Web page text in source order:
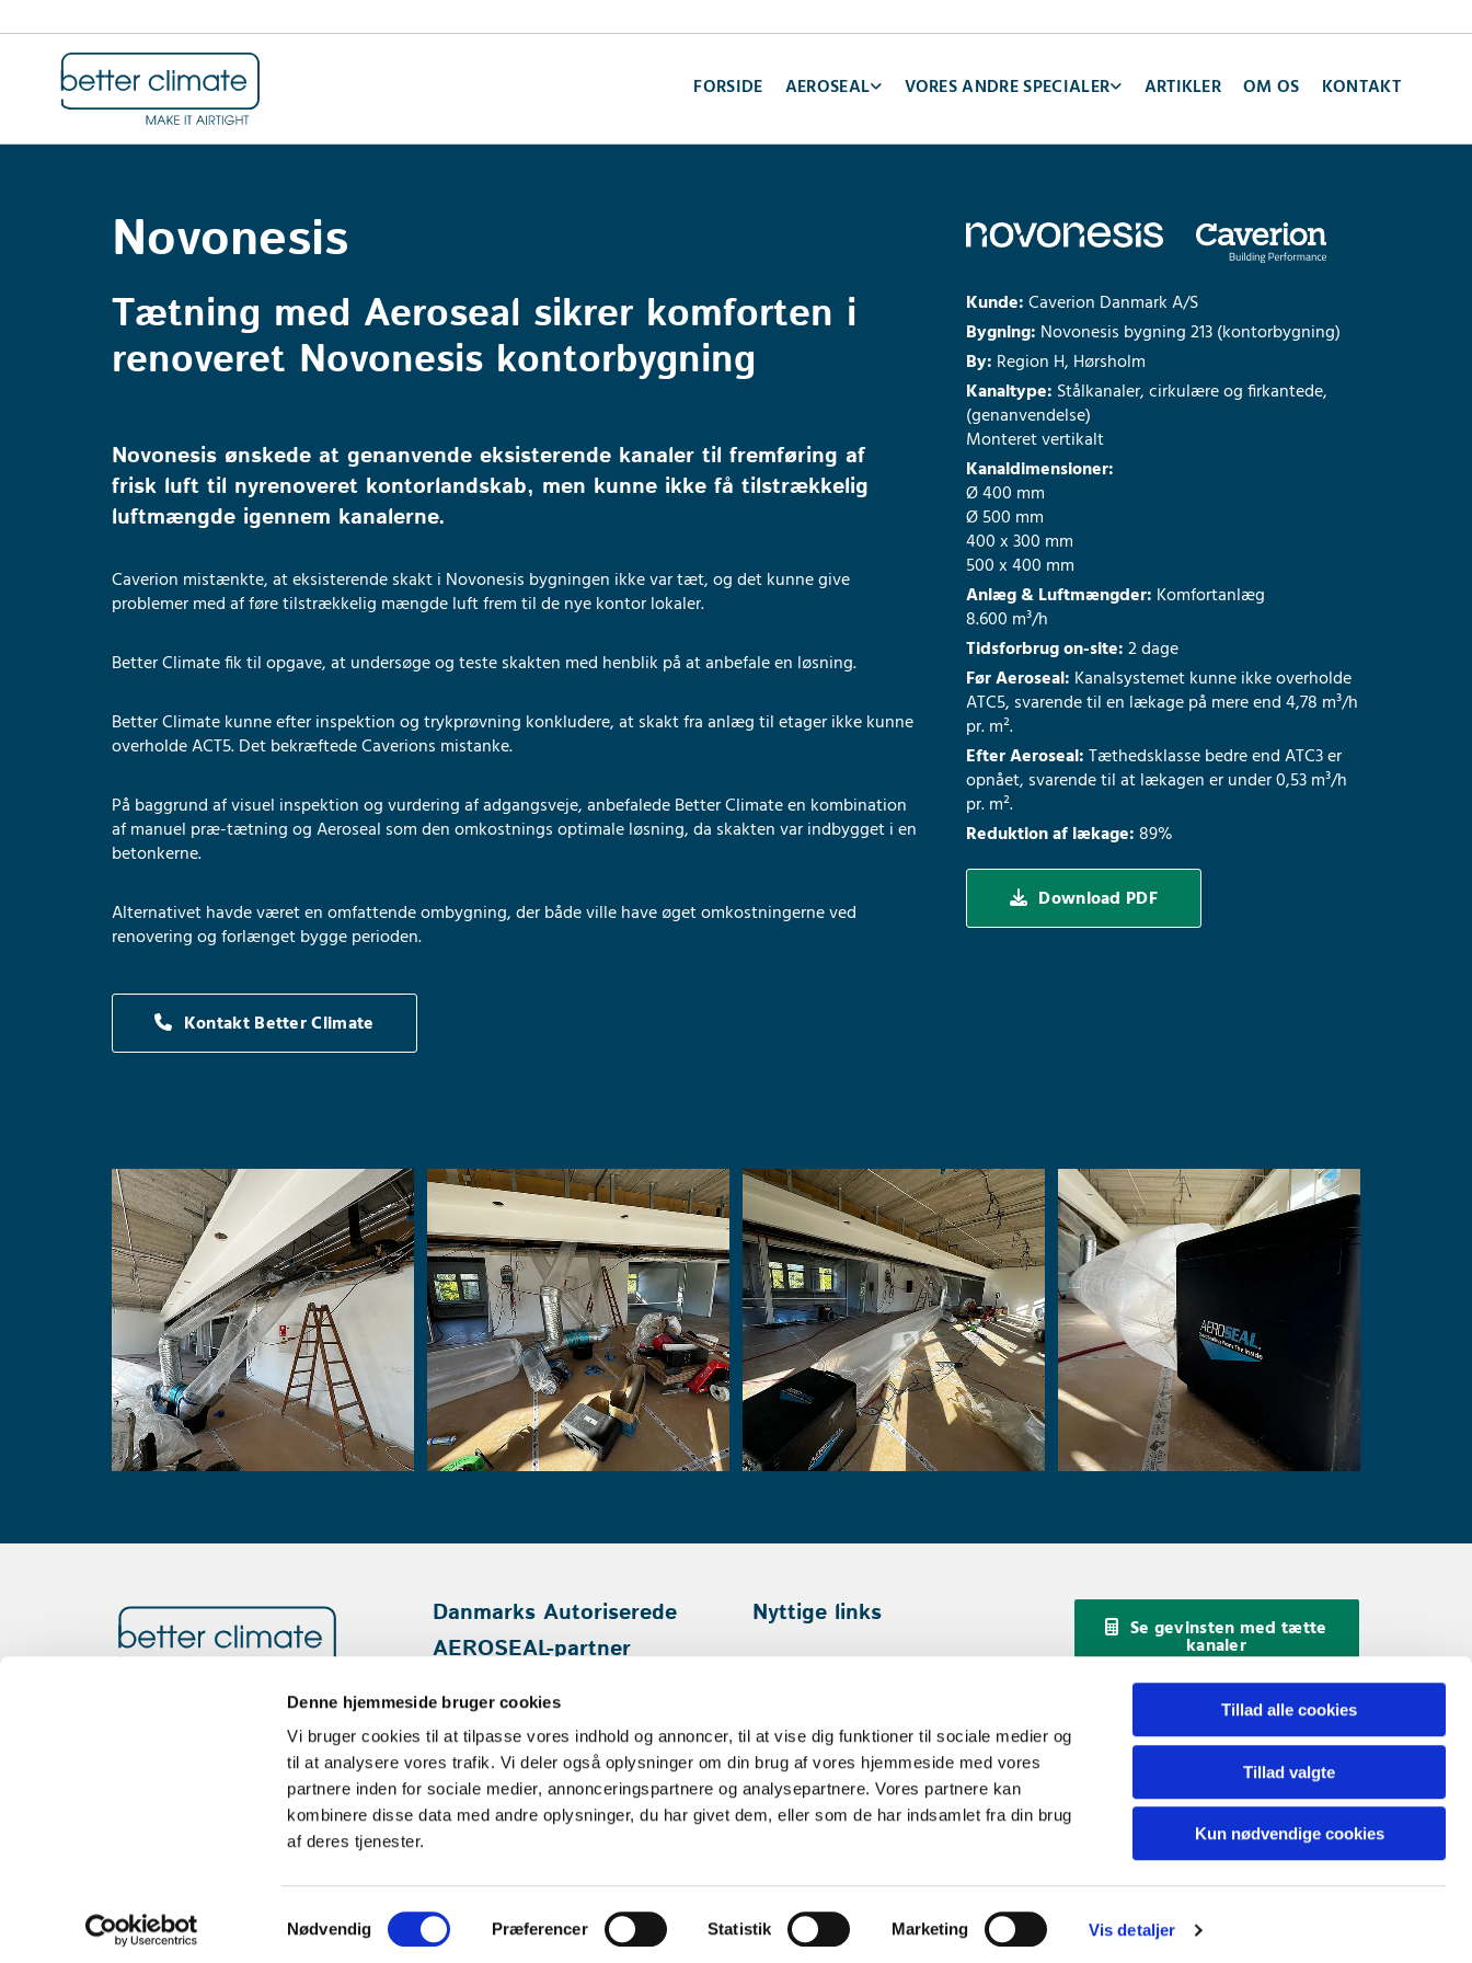
Denne hjemmeside bruger cookies
Vi bruger cookies til at tilpasse vores indhold og annoncer, til at vise dig funktioner til sociale medier og
til at analysere vores trafik. Vi deler også oplysninger om din brug af vores hjemmeside med vores
partnere inden for sociale medier, annonceringspartnere og analysepartnere. Vores partnere kan
kombinere disse data med andre oplysninger, du har givet dem, eller som de har indsamlet fra din brug
af deres tjenester.
Samtykkevalg
Nødvendig Præferencer Statistik Marketing Vis detaljer
Tillad alle cookies
Tillad valgte
Kun nødvendige cookies
FORSIDE AEROSEAL VORES ANDRE SPECIALER ARTIKLER OM OS KONTAKT
Novonesis
Tætning med Aeroseal sikrer komforten i
renoveret Novonesis kontorbygning
Novonesis ønskede at genanvende eksisterende kanaler til fremføring af
frisk luft til nyrenoveret kontorlandskab, men kunne ikke få tilstrækkelig
luftmængde igennem kanalerne.
Caverion mistænkte, at eksisterende skakt i Novonesis bygningen ikke var tæt, og det kunne give
problemer med af føre tilstrækkelig mængde luft frem til de nye kontor lokaler.
Better Climate fik til opgave, at undersøge og teste skakten med henblik på at anbefale en løsning.
Better Climate kunne efter inspektion og trykprøvning konkludere, at skakt fra anlæg til etager ikke kunne
overholde ACT5. Det bekræftede Caverions mistanke.
På baggrund af visuel inspektion og vurdering af adgangsveje, anbefalede Better Climate en kombination
af manuel præ-tætning og Aeroseal som den omkostnings optimale løsning, da skakten var indbygget i en
betonkerne.
Alternativet havde været en omfattende ombygning, der både ville have øget omkostningerne ved
renovering og forlænget bygge perioden.
Kontakt Better Climate
Kunde:Caverion Danmark A/S
Bygning: Novonesis bygning 213 (kontorbygning)
By: Region H, Hørsholm
Kanaltype: Stålkanaler, cirkulære og firkantede,
(genanvendelse)
Monteret vertikalt
Kanaldimensioner:
Ø 400 mm
Ø 500 mm
400 x 300 mm
500 x 400 mm
Anlæg & Luftmængder: Komfortanlæg
8.600 m³/h
Tidsforbrug on-site:2 dage
Før Aeroseal: Kanalsystemet kunne ikke overholde
ATC5, svarende til en lækage på mere end 4,78 m³/h
pr. m².
Efter Aeroseal:Tæthedsklasse bedre end ATC3 er
opnået, svarende til at lækagen er under 0,53 m³/h
pr. m².
Reduktion af lækage:89%
Download PDF
Knud Bro Allé 7C, 3660 Stenløse
Danmarks Autoriserede
AEROSEAL-partner
Nyttige links
Cases
Følg på LinkedIn
Se gevinsten med tætte
kanaler